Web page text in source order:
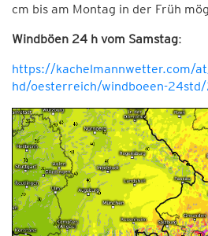
cm bis am Montag in der Früh
Windböen 24 h vom Samstag:
https://kachelmannwetter.com/
hd/oesterreich/windboeen-